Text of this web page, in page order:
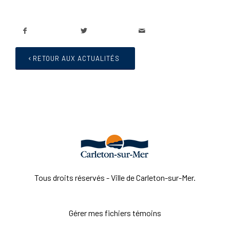
RETOUR AUX ACTUALITÉS
Tous droits réservés - Ville de Carleton-sur-Mer.
Gérer mes fichiers témoins